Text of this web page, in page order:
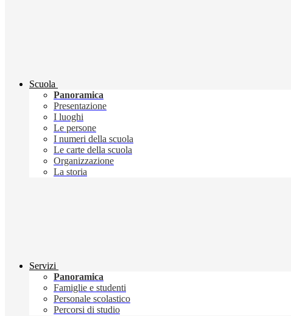
Scuola
Panoramica
Presentazione
I luoghi
Le persone
I numeri della scuola
Le carte della scuola
Organizzazione
La storia
Servizi
Panoramica
Famiglie e studenti
Personale scolastico
Percorsi di studio